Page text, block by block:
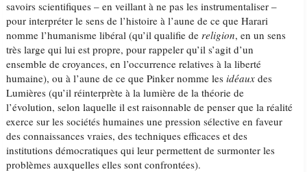
savoirs scientifiques – en veillant à ne pas les instrumentaliser –
pour interpréter le sens de l’histoire à l’aune de ce que Harari
nomme l’humanisme libéral (qu’il qualifie dereligion, en un sens
très large qui lui est propre, pour rappeler qu’il s’agit d’un
ensemble de croyances, en l’occurrence relatives à la liberté
humaine), ou à l’aune de ce que Pinker nomme lesidéaux des
Lumières (qu’il réinterprète à la lumière de la théorie de
l’évolution, selon laquelle il est raisonnable de penser que la réalité
exerce sur les sociétés humaines une pression sélective en faveur
des connaissances vraies, des techniques efficaces et des
institutions démocratiques qui leur permettent de surmonter les
problèmes auxquelles elles sont confrontées).